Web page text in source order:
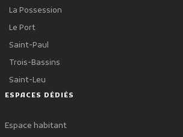
La Possession
Le Port
Saint-Paul
Trois-Bassins
Saint-Leu
ESPACES DÉDIÉS
Espace habitant